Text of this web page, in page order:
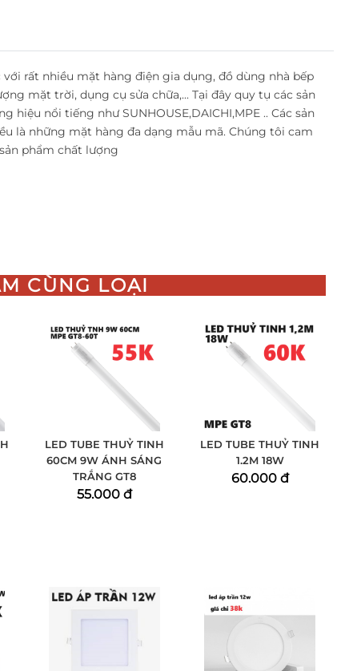
rất nhiều mặt hàng điện gia dụng, đồ dùng nhà bếp
mặt trời, dụng cụ sửa chữa,... Tại đây quy tụ các sản
nổi tiếng như SUNHOUSE,DAICHI,MPE .. Các sản
là những mặt hàng đa dạng mẫu mã. Chúng tôi cam
phẩm chất lượng
CÙNG LOẠI
LED TUBE THUỶ TINH
60CM 9W ÁNH SÁNG
TRẮNG GT8
55.000 đ
LED TUBE THUỶ TINH
1.2M 18W
60.000 đ